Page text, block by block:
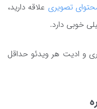
تصویری علاقه دارید،
خوبی دارد.
و ادیت هر ویدئو حداقل